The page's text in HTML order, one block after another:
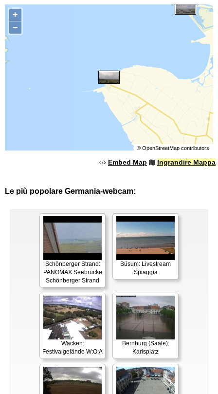
+
−
© OpenStreetMapcontributors.
Embed Map Ingrandire Mappa
Le più popolare Germania-webcam:
Schönberger Strand:
PANOMAX Seebrücke
Schönberger Strand
Büsum: Livestream
Spiaggia
Wacken:
Festivalgelände W:O:A
Bernburg (Saale):
Karlsplatz